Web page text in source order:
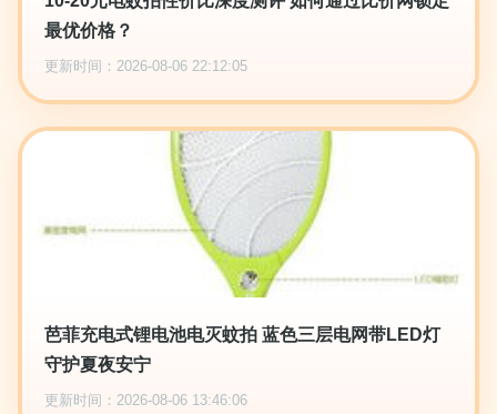
最优价格？
更新时间：2026-08-06 22:12:05
芭菲充电式锂电池电灭蚊拍 蓝色三层电网带LED灯
守护夏夜安宁
更新时间：2026-08-06 13:46:06